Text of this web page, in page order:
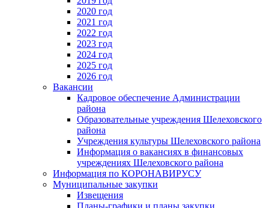
2020 год
2021 год
2022 год
2023 год
2024 год
2025 год
2026 год
Вакансии
Кадровое обеспечение Администрации
района
Образовательные учреждения Шелеховского
района
Учреждения культуры Шелеховского района
Информация о вакансиях в финансовых
учреждениях Шелеховского района
Информация по КОРОНАВИРУСУ
Муниципальные закупки
Извещения
Планы-графики и планы закупки